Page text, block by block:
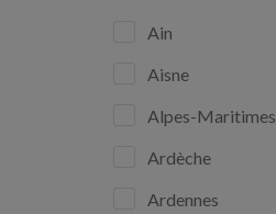
Ain
Aisne
Alpes-Maritimes
Ardèche
Ardennes